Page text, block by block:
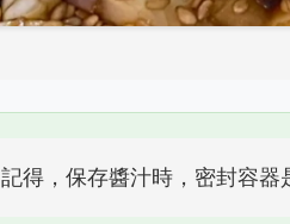
記得，保存醬汁時，密封容器